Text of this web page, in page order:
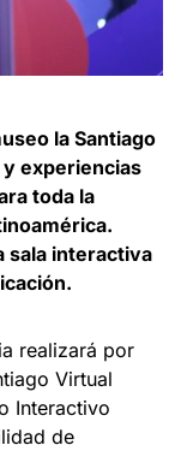
la Santiago
experiencias
toda la
sala interactiva
realizará por
Virtual
Interactivo
de